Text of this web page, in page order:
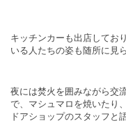
キッチンカーも出店してお
いる人たちの姿も随所に見
夜には焚火を囲みながら交
で、マシュマロを焼いたり
ドアショップのスタッフと